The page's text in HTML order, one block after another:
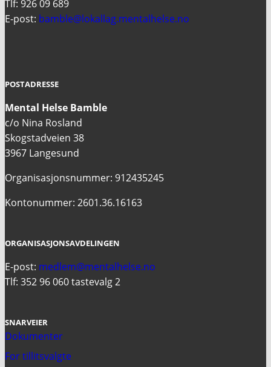
Tlf: 926 09 689
E-post: bamble@lokallag.mentalhelse.no
POSTADRESSE
Mental Helse Bamble
c/o Nina Rosland
Skogstadveien 38
3967 Langesund
Organisasjonsnummer: 912435245
Kontonummer: 2601.36.16163
ORGANISASJONSAVDELINGEN
E-post: medlem@mentalhelse.no
Tlf: 352 96 060 tastevalg 2
SNARVEIER
Dokumenter
For tillitsvalgte